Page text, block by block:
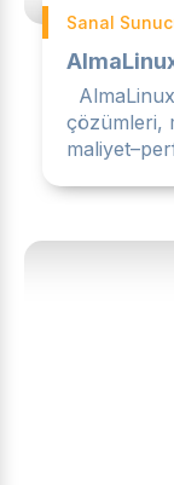
Sanal
çözümleri,